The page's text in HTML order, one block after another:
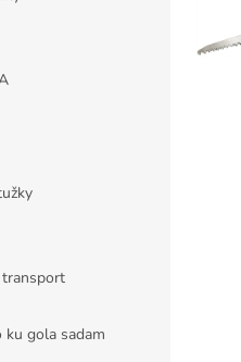
transport
ku gola sadam